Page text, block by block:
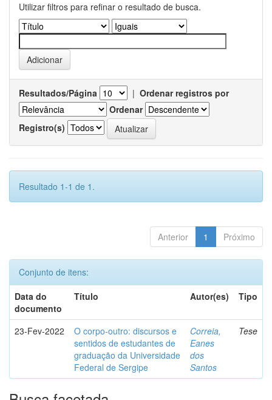
Utilizar filtros para refinar o resultado de busca.
Resultados/Página | Ordenar registros por
Ordenar
Registro(s)
Resultado 1-1 de 1.
Anterior 1 Próximo
Conjunto de itens:
Data do
documento
Título Autor(es) Tipo
23-Fev-2022
O corpo-outro: discursos e
sentidos de estudantes de
graduação da Universidade
Federal de Sergipe
Correia,
Eanes
dos
Santos
Tese